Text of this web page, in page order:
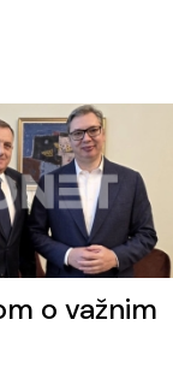
o važnim